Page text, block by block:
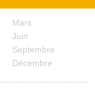
Mars
Juin
Septembre
Décembre